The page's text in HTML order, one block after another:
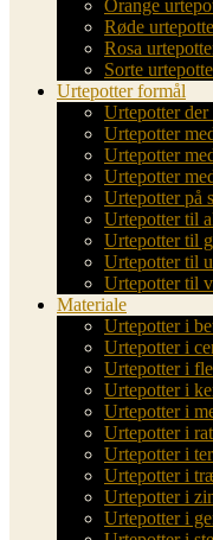
Orange
Røde
Rosa
Sorte
Urtepotter formål
Urtepotter
Urtepotter
Urtepotter
Urtepotter
Urtepotter på
Urtepotter til
Urtepotter til
Urtepotter til
Urtepotter til
Materiale
Urtepotter i
Urtepotter i
Urtepotter i
Urtepotter i
Urtepotter i
Urtepotter i
Urtepotter i
Urtepotter i
Urtepotter i
Urtepotter i